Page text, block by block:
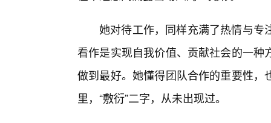
她对待工作，同样充满了热情与专
看作是实现自我价值、贡献社会的一
做到最好。她懂得团队合作的重要性
里，“敷衍”二字，从未出现过。